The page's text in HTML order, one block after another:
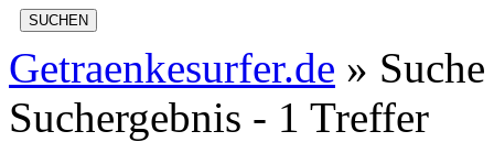
SUCHEN
Getraenkesurfer.de » Suche
Suchergebnis - 1 Treffer